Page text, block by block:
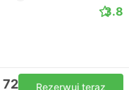
3.8
72 Rezerwuj teraz